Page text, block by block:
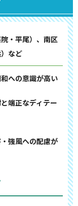
・平尾）、南区
など
への意識が高い
端正なディテー
強風への配慮が